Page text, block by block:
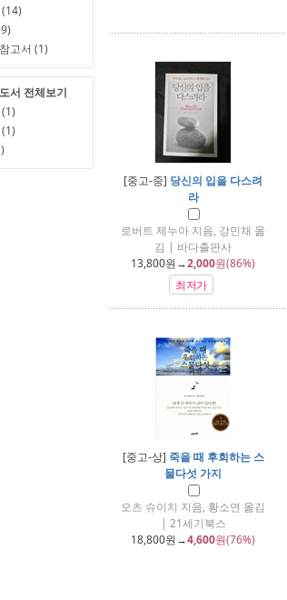
고서 (1)
서 전체보기
[중고-중] 당신의 입을 다스려
라
로버트 제누아 지음, 강민채 옮
김 | 바다출판사
13,800원→2,000원(86%)
최저가
[중고-상] 죽을 때 후회하는 스
물다섯 가지
오츠 슈이치 지음, 황소연 옮김
| 21세기북스
18,800원→4,600원(76%)